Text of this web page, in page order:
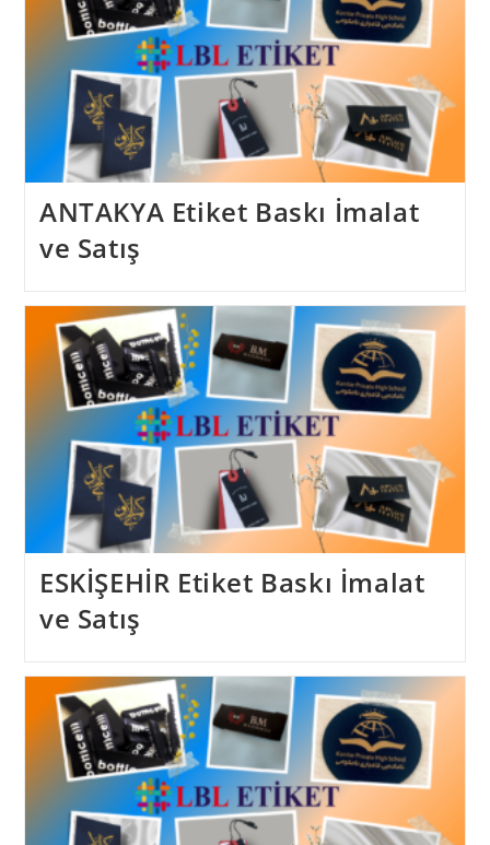
ANTAKYA Etiket Baskı İmalat
ve Satış
ESKİŞEHİR Etiket Baskı İmalat
ve Satış